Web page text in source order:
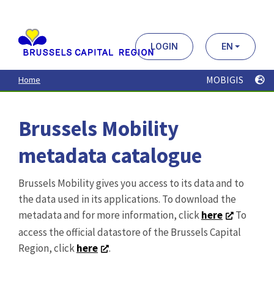
contenu
principal
LOGIN EN
Home MOBIGIS
Brussels Mobility
metadata catalogue
Brussels Mobility gives you access to its data and to
the data used in its applications. To download the
metadata and for more information, clickhere
To
access the official datastore of the Brussels Capital
Region, clickhere .